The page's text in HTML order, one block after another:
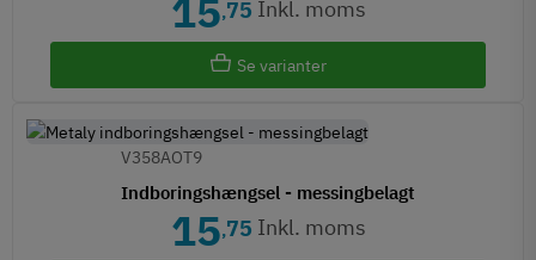
15,75 Inkl. moms
Se varianter
Indboringshængsel - messingbelagt
V358AOT9
15,75 Inkl. moms